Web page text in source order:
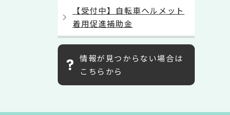
【受付中】自転車ヘルメット
着用促進補助金
情報が見つからない場合は
こちらから